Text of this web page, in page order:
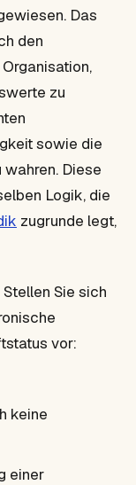
Das
den
zu
sowie die
Diese
Logik, die
zugrunde legt,
Sie sich
vor:
keine
einer